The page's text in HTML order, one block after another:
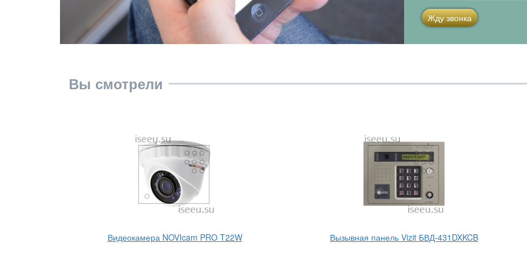
Жду звонка
Вы смотрели
Видеокамера NOVIcam PRO T22W Вызывная панель Vizit БВД-431DXKCB